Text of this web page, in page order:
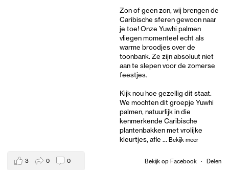
Zon of geen zon, wij brengen de
Caribische sferen gewoon naar
je toe! Onze Yuwhi palmen
vliegen momenteel echt als
warme broodjes over de
toonbank. Ze zijn absoluut niet
aan te slepen voor de zomerse
feestjes.
Kijk nou hoe gezellig dit staat.
We mochten dit groepje Yuwhi
palmen, natuurlijk in die
kenmerkende Caribische
plantenbakken met vrolijke
kleurtjes, afle ... Bekijk meer
Bekijk op Facebook · Delen
3 0 0